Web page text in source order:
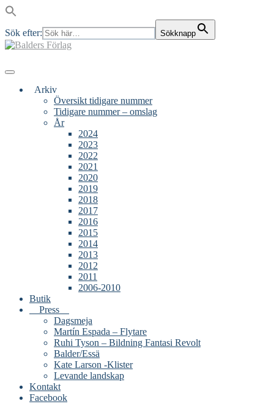
Sök efter: Sökknapp
Skip
Menu
Arkiv
Översikt tidigare nummer
Tidigare nummer – omslag
År
2024
2023
2022
2021
2020
2019
2018
2017
2016
2015
2014
2013
2012
2011
2006-2010
Butik
Press
Dagsmeja
Martín Espada – Flytare
Ruhi Tyson – Bildning Fantasi Revolt
Balder/Essä
Kate Larson -Klister
Levande landskap
Kontakt
Facebook